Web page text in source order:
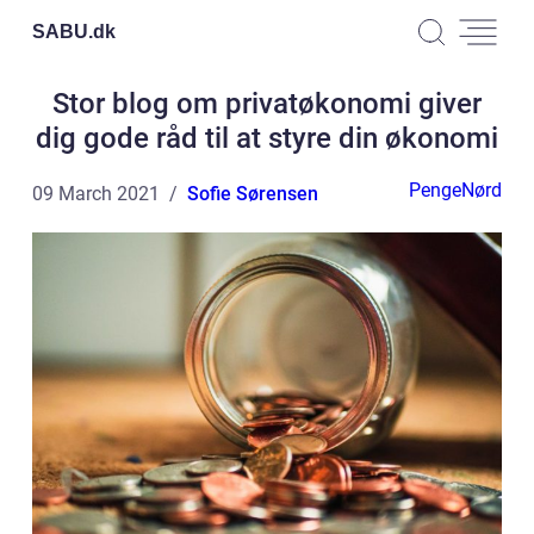
SABU.dk
Stor blog om privatøkonomi giver
dig gode råd til at styre din økonomi
09 March 2021 Sofie Sørensen PengeNørd